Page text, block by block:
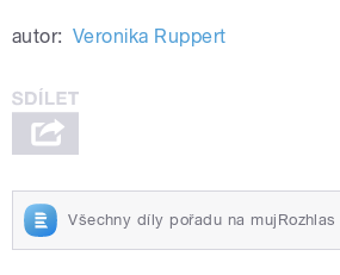
autor: Veronika Ruppert
Všechny díly pořadu na mujRozhlas